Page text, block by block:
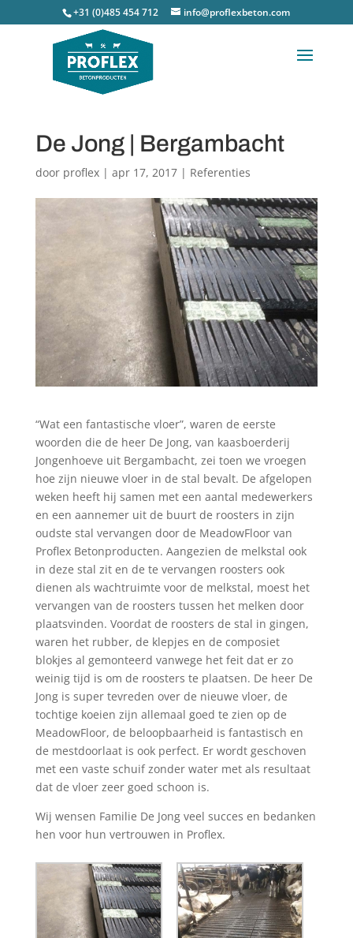
+31 (0)485 454 712 info@proflexbeton.com
De Jong | Bergambacht
door proflex| apr 17, 2017| Referenties
“Wat een fantastische vloer”, waren de eerste
woorden die de heer De Jong, van kaasboerderij
Jongenhoeve uit Bergambacht, zei toen we vroegen
hoe zijn nieuwe vloer in de stal bevalt. De afgelopen
weken heeft hij samen met een aantal medewerkers
en een aannemer uit de buurt de roosters in zijn
oudste stal vervangen door de MeadowFloor van
Proflex Betonproducten. Aangezien de melkstal ook
in deze stal zit en de te vervangen roosters ook
dienen als wachtruimte voor de melkstal, moest het
vervangen van de roosters tussen het melken door
plaatsvinden. Voordat de roosters de stal in gingen,
waren het rubber, de klepjes en de composiet
blokjes al gemonteerd vanwege het feit dat er zo
weinig tijd is om de roosters te plaatsen. De heer De
Jong is super tevreden over de nieuwe vloer, de
tochtige koeien zijn allemaal goed te zien op de
MeadowFloor, de beloopbaarheid is fantastisch en
de mestdoorlaat is ook perfect. Er wordt geschoven
met een vaste schuif zonder water met als resultaat
dat de vloer zeer goed schoon is.
Wij wensen Familie De Jong veel succes en bedanken
hen voor hun vertrouwen in Proflex.